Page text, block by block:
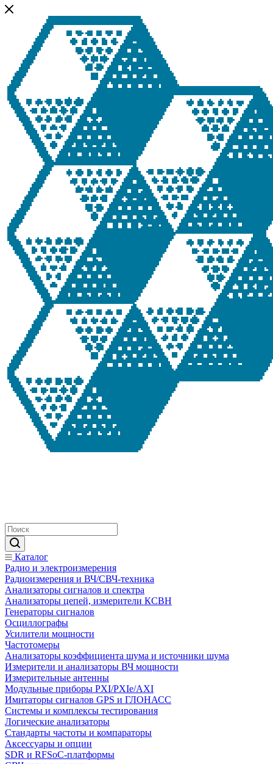
Каталог
Радио и электроизмерения
Радиоизмерения и ВЧ/СВЧ-техника
Анализаторы сигналов и спектра
Анализаторы цепей, измерители КСВН
Генераторы сигналов
Осциллографы
Усилители мощности
Частотомеры
Анализаторы коэффициента шума и источники шума
Измерители и анализаторы ВЧ мощности
Измерительные антенны
Модульные приборы PXI/PXIe/AXI
Имитаторы сигналов GPS и ГЛОНАСС
Системы и комплексы тестирования
Логические анализаторы
Стандарты частоты и компараторы
Аксессуары и опции
SDR и RFSoC‑платформы